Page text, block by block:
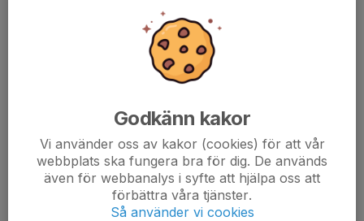
Godkänn kakor
Vi använder oss av kakor (cookies) för att vår
webbplats ska fungera bra för dig. De används
även för webbanalys i syfte att hjälpa oss att
förbättra våra tjänster.
Så använder vi cookies